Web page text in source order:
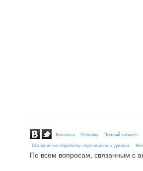
Контакты Реклама Личный кабинет
Согласие на обработку персональных данных
По всем вопросам, связанным с